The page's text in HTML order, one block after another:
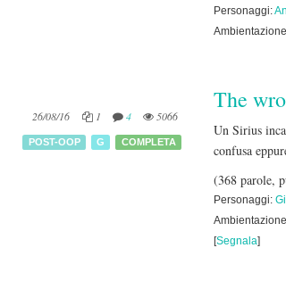
Personaggi:
26/08/16 1 4 5066
POST-OOP G COMPLETA
The
Un Sirius
confusa
(368 parole,
Personaggi:
[Segnala]